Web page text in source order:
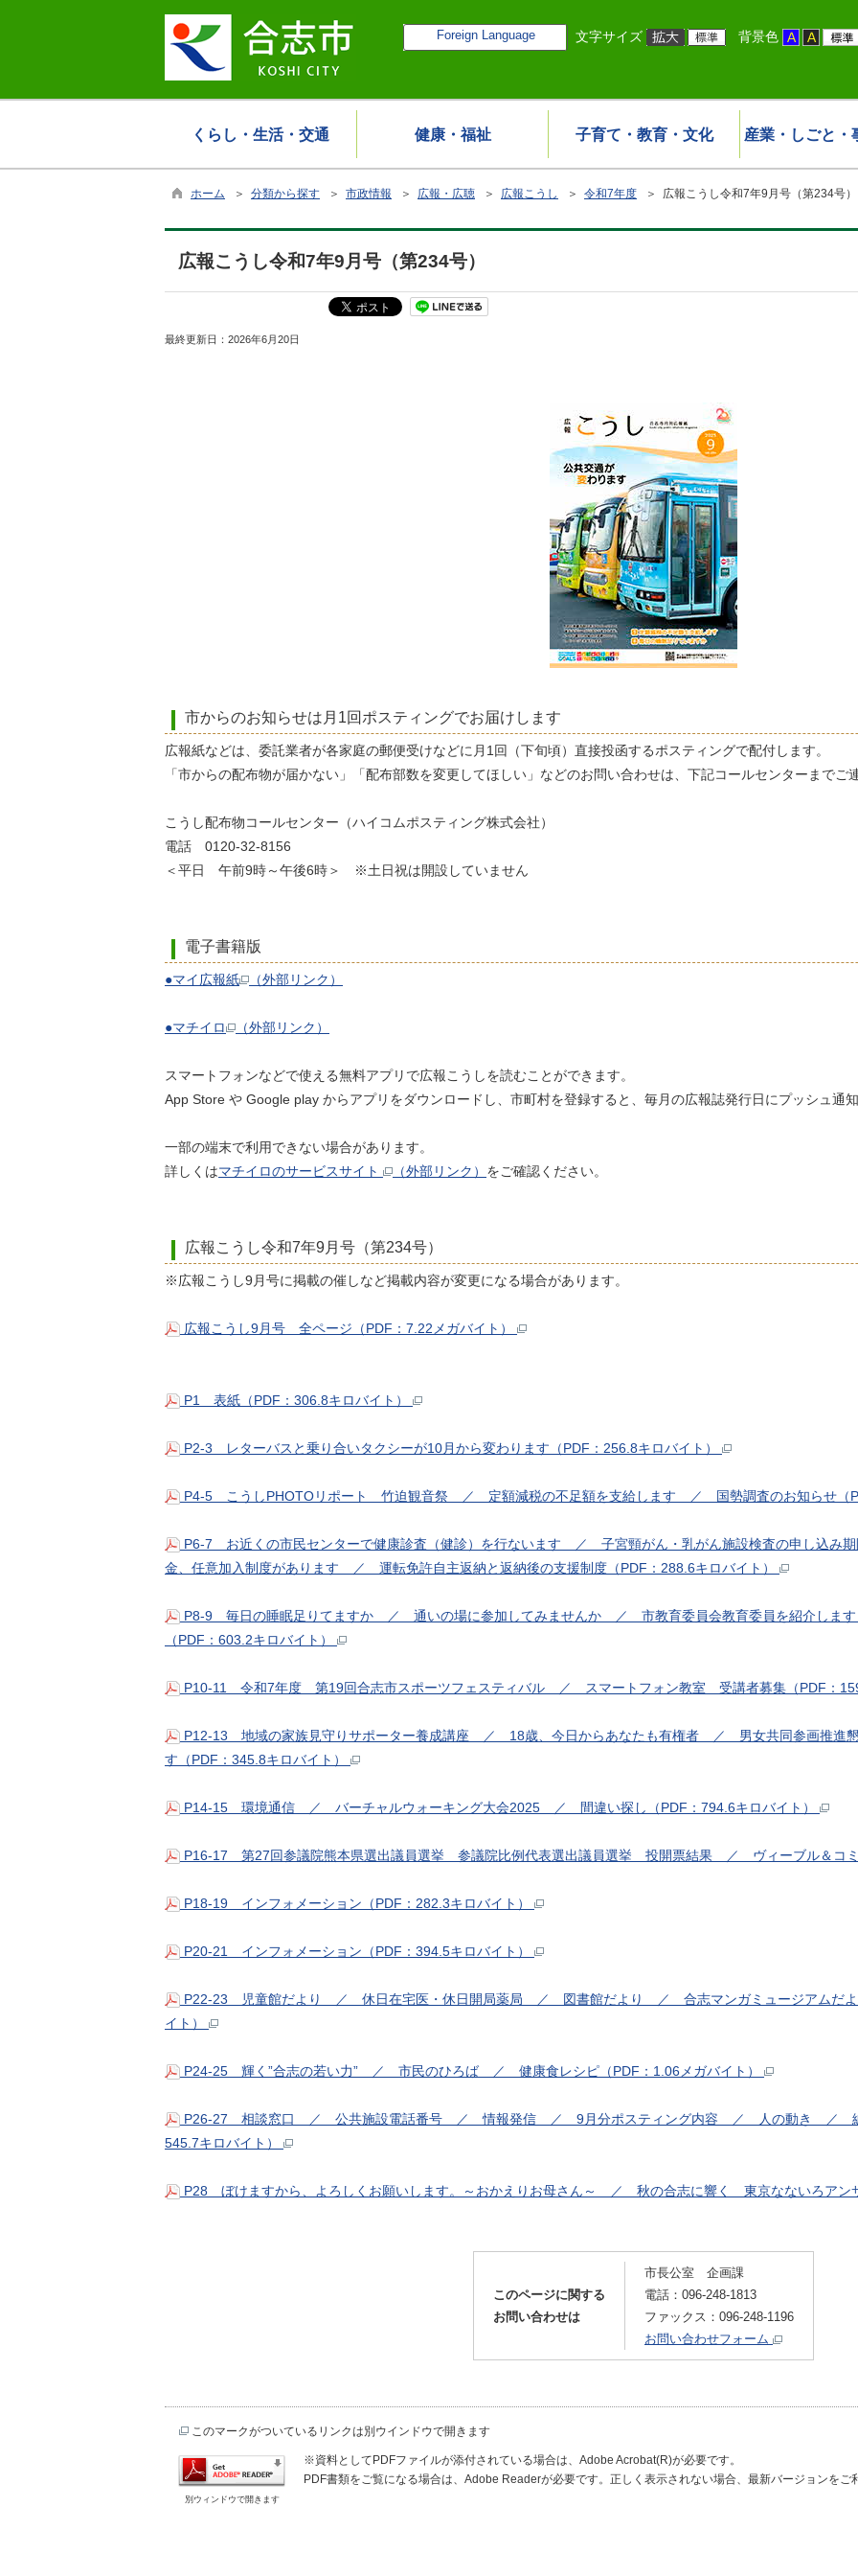
Foreign Language 文字サイズ 背景色
くらし・生活・交通 健康・福祉 子育て・教育・文化 産業・しごと・
ホーム ＞ 分類から探す ＞ 市政情報 ＞ 広報・広聴 ＞ 広報こうし ＞ 令和7年度 ＞ 広報こうし令和7年9月号（第234号）
広報こうし令和7年9月号（第234号）
最終更新日： 2026年6月20日
市からのお知らせは月1回ポスティングでお届けします
広報紙などは、委託業者が各家庭の郵便受けなどに月1回（下旬頃）直接投函するポスティングで配付します。
「市からの配布物が届かない」「配布部数を変更してほしい」などのお問い合わせは、下記コールセンターまでご
こうし配布物コールセンター（ハイコムポスティング株式会社）
電話 0120-32-8156
＜平日 午前9時～午後6時＞ ※土日祝は開設していません
電子書籍版
●マイ広報紙 （外部リンク）
●マチイロ （外部リンク）
スマートフォンなどで使える無料アプリで広報こうしを読むことができます。
App Store や Google play からアプリをダウンロードし、市町村を登録すると、毎月の広報誌発行日にプッシュ通知
一部の端末で利用できない場合があります。
詳しくはマチイロのサービスサイト （外部リンク） をご確認ください。
広報こうし令和7年9月号（第234号）
※広報こうし9月号に掲載の催しなど掲載内容が変更になる場合があります。
広報こうし9月号 全ページ（PDF：7.22メガバイト）
P1 表紙（PDF：306.8キロバイト）
P2-3 レターバスと乗り合いタクシーが10月から変わります（PDF：256.8キロバイト）
P4-5 こうしPHOTOリポート 竹迫観音祭 ／ 定額減税の不足額を支給します ／ 国勢調査のお知らせ（
P6-7 お近くの市民センターで健康診査（健診）を行ないます ／ 子宮頸がん・乳がん施設検査の申し込み
金、任意加入制度があります ／ 運転免許自主返納と返納後の支援制度（PDF：288.6キロバイト）
P8-9 毎日の睡眠足りてますか ／ 通いの場に参加してみませんか ／ 市教育委員会教育委員を紹介しま
（PDF：603.2キロバイト）
P10-11 令和7年度 第19回合志市スポーツフェスティバル ／ スマートフォン教室 受講者募集（PDF：
P12-13 地域の家族見守りサポーター養成講座 ／ 18歳、今日からあなたも有権者 ／ 男女共同参画推進
す（PDF：345.8キロバイト）
P14-15 環境通信 ／ バーチャルウォーキング大会2025 ／ 間違い探し（PDF：794.6キロバイト）
P16-17 第27回参議院熊本県選出議員選挙 参議院比例代表選出議員選挙 投開票結果 ／ ヴィーブル＆コミ
P18-19 インフォメーション（PDF：282.3キロバイト）
P20-21 インフォメーション（PDF：394.5キロバイト）
P22-23 児童館だより ／ 休日在宅医・休日開局薬局 ／ 図書館だより ／ 合志マンガミュージアムだ
イト）
P24-25 輝く”合志の若い力” ／ 市民のひろば ／ 健康食レシピ（PDF：1.06メガバイト）
P26-27 相談窓口 ／ 公共施設電話番号 ／ 情報発信 ／ 9月分ポスティング内容 ／ 人の動き ／ 編
545.7キロバイト）
P28 ぼけますから、よろしくお願いします。～おかえりお母さん～ ／ 秋の合志に響く 東京なないろアン
このページに関する
お問い合わせは
市長公室 企画課
電話：096-248-1813
ファックス：096-248-1196
お問い合わせフォーム
このマークがついているリンクは別ウインドウで開きます
別ウィンドウで開きます
※資料としてPDFファイルが添付されている場合は、Adobe Acrobat(R)が必要です。
PDF書類をご覧になる場合は、Adobe Readerが必要です。正しく表示されない場合、最新バージョンをご